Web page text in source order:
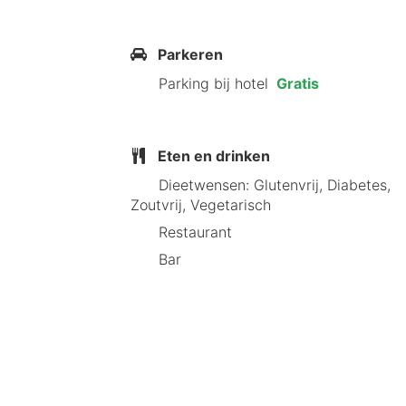
Parkeren
Parking bij hotel Gratis
Eten en drinken
Zoutvrij, Vegetarisch
Restaurant
Bar